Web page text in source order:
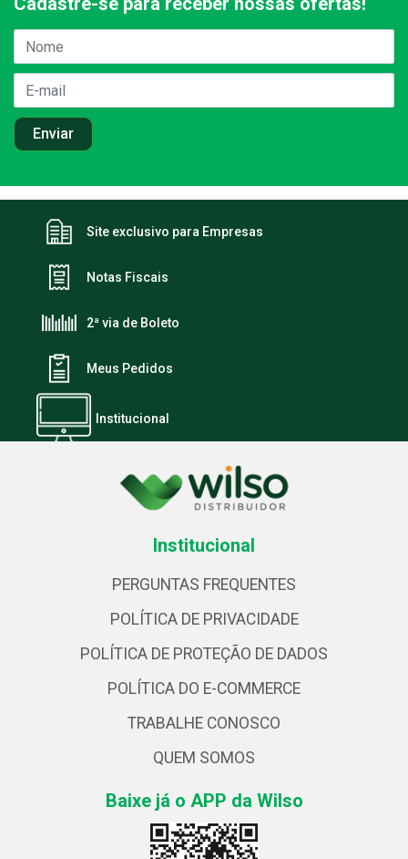
Site exclusivo para Empresas
Notas Fiscais
2ª via de Boleto
Meus Pedidos
Institucional
Institucional
PERGUNTAS FREQUENTES
POLÍTICA DE PRIVACIDADE
POLÍTICA DE PROTEÇÃO DE DADOS
POLÍTICA DO E-COMMERCE
TRABALHE CONOSCO
QUEM SOMOS
Baixe já o APP da Wilso